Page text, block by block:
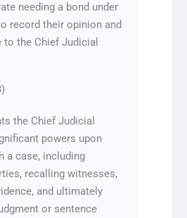
needing a bond under
record their opinion and
to the Chief Judicial
the Chief Judicial
powers upon
a case, including
recalling witnesses,
and ultimately
or sentence